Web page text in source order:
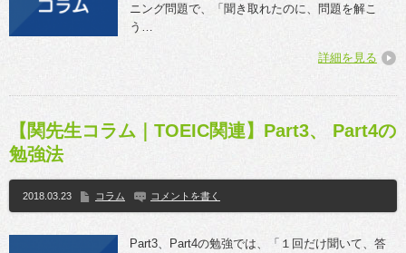
ニング問題で、「聞き取れたのに、問題を解こ
う…
詳細を見る
【関先生コラム｜TOEIC関連】Part3、 Part4の
勉強法
2018.03.23 コラム コメントを書く
Part3、Part4の勉強では、「１回だけ聞いて、答